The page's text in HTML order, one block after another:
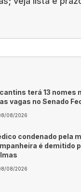
terá 13 nomes
vagas no Senado
08/2026
condenado pela
é demitido
08/2026